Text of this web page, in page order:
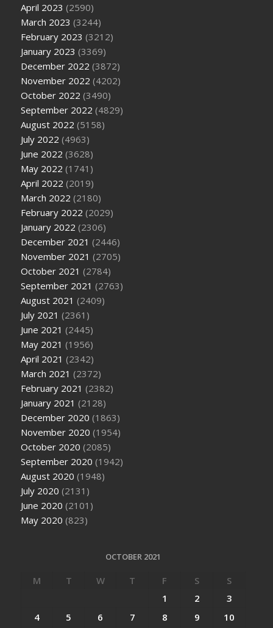
April 2023 (2590)
March 2023 (3244)
February 2023 (3212)
January 2023 (3369)
December 2022 (3872)
November 2022 (4202)
October 2022 (3490)
September 2022 (4829)
August 2022 (5158)
July 2022 (4963)
June 2022 (3628)
May 2022 (1741)
April 2022 (2019)
March 2022 (2180)
February 2022 (2029)
January 2022 (2306)
December 2021 (2446)
November 2021 (2705)
October 2021 (2784)
September 2021 (2763)
August 2021 (2409)
July 2021 (2361)
June 2021 (2445)
May 2021 (1956)
April 2021 (2342)
March 2021 (2372)
February 2021 (2382)
January 2021 (2128)
December 2020 (1863)
November 2020 (1954)
October 2020 (2085)
September 2020 (1942)
August 2020 (1948)
July 2020 (2131)
June 2020 (2101)
May 2020 (823)
OCTOBER 2021
M T W T F S
S
1
2
3
4
5 6 7 8 9 10